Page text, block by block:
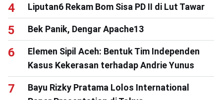
Liputan6 Rekam Bom Sisa PD II di Lut Tawar
Bek Panik, Dengar Apache13
Elemen Sipil Aceh: Bentuk Tim Independen
Kasus Kekerasan terhadap Andrie Yunus
Bayu Rizky Pratama Lolos International